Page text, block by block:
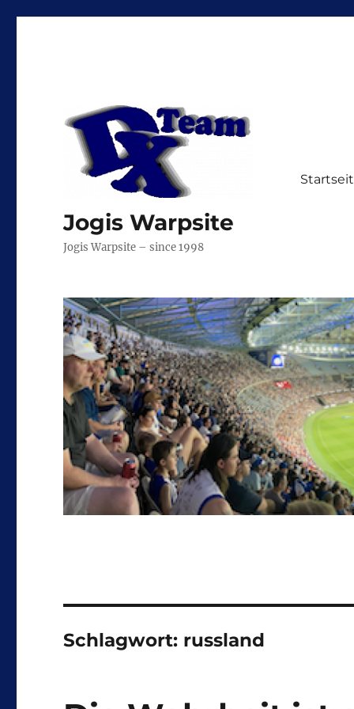
Jogis Warpsite
Jogis Warpsite – since 1998
Schlagwort: russland